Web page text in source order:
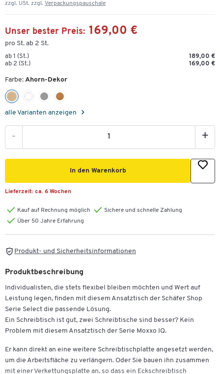
zzgl. USt. zzgl. Verpackungspauschale
Unser bester Preis: 169,00 €
pro St. ab 2 St.
ab 1 (St.)
189,00 €
ab 2 (St.)
169,00 €
Farbe: Ahorn-Dekor
alle Varianten anzeigen
- +
In den Warenkorb
Lieferzeit: ca. 6 Wochen
Kauf auf Rechnung möglich
Sichere und schnelle Zahlung
Über 50 Jahre Erfahrung
Produkt- und Sicherheitsinformationen
Produktbeschreibung
Individualisten, die stets flexibel bleiben möchten und Wert auf
Leistung legen, finden mit diesem Ansatztisch der Schäfer Shop
Serie Select die passende Lösung.
Ein Schreibtisch ist gut, zwei Schreibtische sind besser? Kein
Problem mit diesem Ansatztisch der Serie Moxxo IQ.
Er kann direkt an eine weitere Schreibtischplatte angesetzt werden,
um die Arbeitsfläche zu verlängern. Oder Sie bauen ihn zusammen
mit einer Verkettungsplatte an, so dass ein Eckschreibtisch